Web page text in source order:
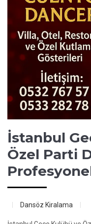
İstanbul
Özel Parti
Dansöz Kiralama